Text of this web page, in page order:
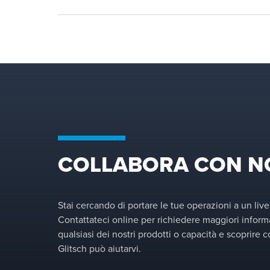
COLLABORA CON
Stai cercando di portare le tue operazioni a un
Contattateci online per richiedere maggiori
qualsiasi dei nostri prodotti o capacità e scoprire
Glitsch può aiutarvi.